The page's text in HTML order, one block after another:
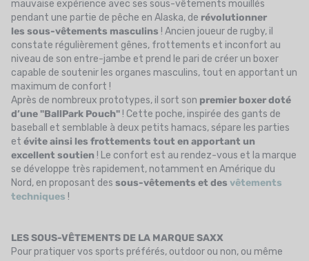
mauvaise expérience avec ses sous-vêtements mouillés
pendant une partie de pêche en Alaska, de révolutionner
les sous-vêtements masculins ! Ancien joueur de rugby, il
constate régulièrement gênes, frottements et inconfort au
niveau de son entre-jambe et prend le pari de créer un boxer
capable de soutenir les organes masculins, tout en apportant un
maximum de confort !
Après de nombreux prototypes, il sort son premier boxer doté
d’une "BallPark Pouch" ! Cette poche, inspirée des gants de
baseball et semblable à deux petits hamacs, sépare les parties
et évite ainsi les frottements tout en apportant un
excellent soutien ! Le confort est au rendez-vous et la marque
se développe très rapidement, notamment en Amérique du
Nord, en proposant des sous-vêtements et des vêtements
techniques !
LES SOUS-VÊTEMENTS DE LA MARQUE SAXX
Pour pratiquer vos sports préférés, outdoor ou non, ou même